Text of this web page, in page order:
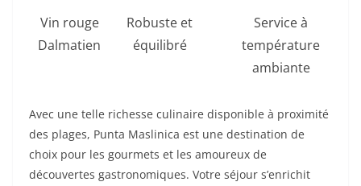
Vin rouge
Dalmatien
Robuste et
équilibré
Service à
température
ambiante
Avec une telle richesse culinaire disponible à proximité
des plages, Punta Maslinica est une destination de
choix pour les gourmets et les amoureux de
découvertes gastronomiques. Votre séjour s’enrichit